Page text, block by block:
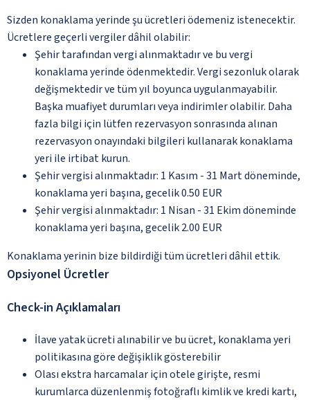
Sizden konaklama yerinde şu ücretleri ödemeniz istenecektir.
Ücretlere geçerli vergiler dâhil olabilir:
Şehir tarafından vergi alınmaktadır ve bu vergi
konaklama yerinde ödenmektedir. Vergi sezonluk olarak
değişmektedir ve tüm yıl boyunca uygulanmayabilir.
Başka muafiyet durumları veya indirimler olabilir. Daha
fazla bilgi için lütfen rezervasyon sonrasında alınan
rezervasyon onayındaki bilgileri kullanarak konaklama
yeri ile irtibat kurun.
Şehir vergisi alınmaktadır: 1 Kasım - 31 Mart döneminde,
konaklama yeri başına, gecelik 0.50 EUR
Şehir vergisi alınmaktadır: 1 Nisan - 31 Ekim döneminde
konaklama yeri başına, gecelik 2.00 EUR
Konaklama yerinin bize bildirdiği tüm ücretleri dâhil ettik.
Opsiyonel Ücretler
Check-in Açıklamaları
İlave yatak ücreti alınabilir ve bu ücret, konaklama yeri
politikasına göre değişiklik gösterebilir
Olası ekstra harcamalar için otele girişte, resmi
kurumlarca düzenlenmiş fotoğraflı kimlik ve kredi kartı,